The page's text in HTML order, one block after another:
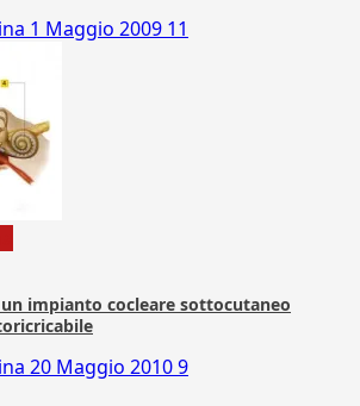
1 Maggio 2009 11
un impianto cocleare sottocutaneo
20 Maggio 20109